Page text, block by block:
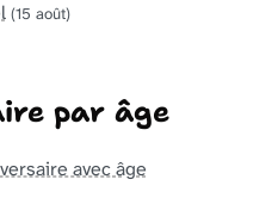
(15 août)
par âge
avec âge